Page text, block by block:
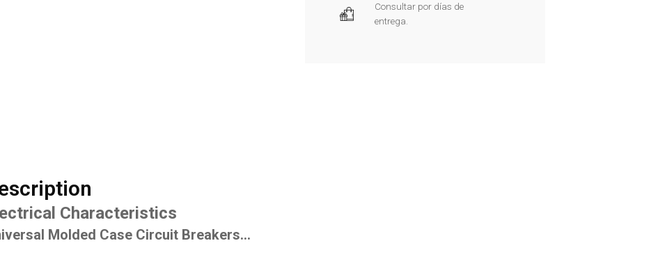
Consultar por días de
entrega.
Characteristics
Molded Case Circuit Breakers…